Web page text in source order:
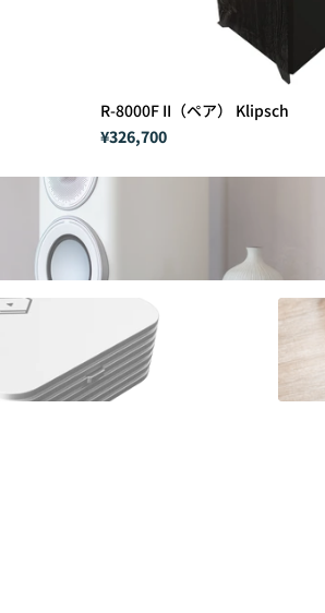
R-8000F II（ペア） Klipsch
¥326,700